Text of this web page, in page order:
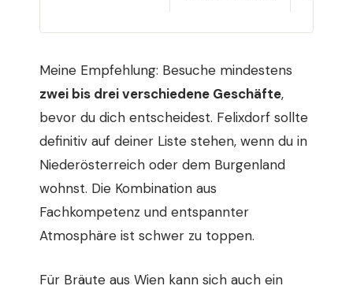
Meine Empfehlung: Besuche mindestens
zwei bis drei verschiedene Geschäfte,
bevor du dich entscheidest. Felixdorf sollte
definitiv auf deiner Liste stehen, wenn du in
Niederösterreich oder dem Burgenland
wohnst. Die Kombination aus
Fachkompetenz und entspannter
Atmosphäre ist schwer zu toppen.
Für Bräute aus Wien kann sich auch ein